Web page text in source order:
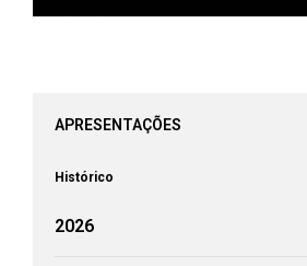
APRESENTAÇÕES
Histórico
2026